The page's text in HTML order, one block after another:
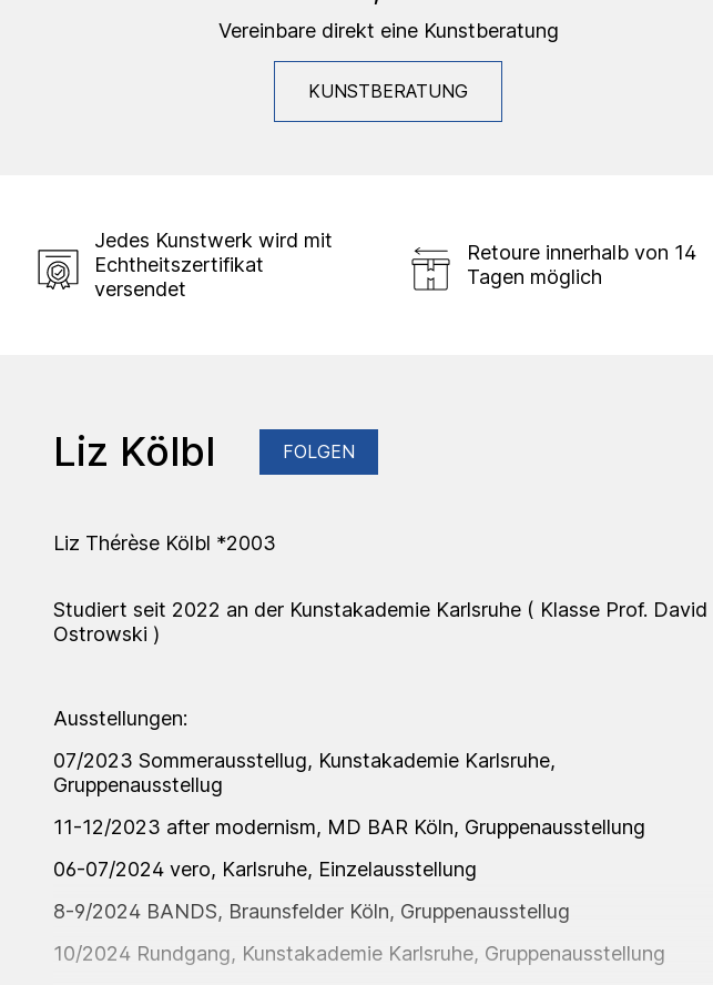
Vereinbare direkt eine Kunstberatung
KUNSTBERATUNG
Jedes Kunstwerk wird mit
Echtheitszertifikat
versendet
Retoure innerhalb von 14
Tagen möglich
Liz Kölbl FOLGEN
Liz Thérèse Kölbl *2003
Studiert seit 2022 an der Kunstakademie Karlsruhe ( Klasse Prof. David
Ostrowski )
Ausstellungen:
07/2023 Sommerausstellug, Kunstakademie Karlsruhe,
Gruppenausstellug
11-12/2023 after modernism, MD BAR Köln, Gruppenausstellung
06-07/2024 vero, Karlsruhe, Einzelausstellung
8-9/2024 BANDS, Braunsfelder Köln, Gruppenausstellug
10/2024 Rundgang, Kunstakademie Karlsruhe, Gruppenausstellung